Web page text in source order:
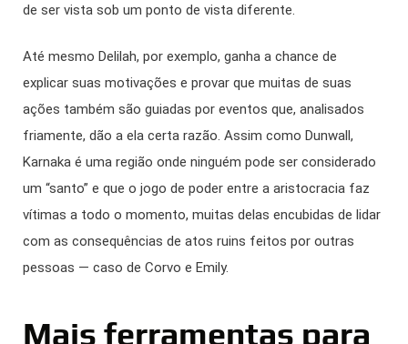
de ser vista sob um ponto de vista diferente.
Até mesmo Delilah, por exemplo, ganha a chance de
explicar suas motivações e provar que muitas de suas
ações também são guiadas por eventos que, analisados
friamente, dão a ela certa razão. Assim como Dunwall,
Karnaka é uma região onde ninguém pode ser considerado
um “santo” e que o jogo de poder entre a aristocracia faz
vítimas a todo o momento, muitas delas encubidas de lidar
com as consequências de atos ruins feitos por outras
pessoas — caso de Corvo e Emily.
Mais ferramentas para